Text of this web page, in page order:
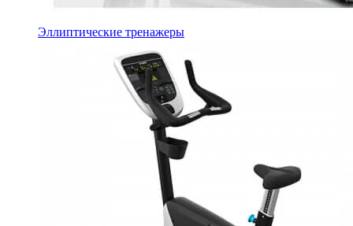
Эллиптические тренажеры